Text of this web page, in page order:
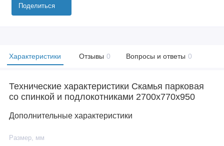
Поделиться
Характеристики Отзывы 0 Вопросы и ответы 0
Технические характеристики Скамья парковая
со спинкой и подлокотниками 2700x770x950
Дополнительные характеристики
Размер, мм